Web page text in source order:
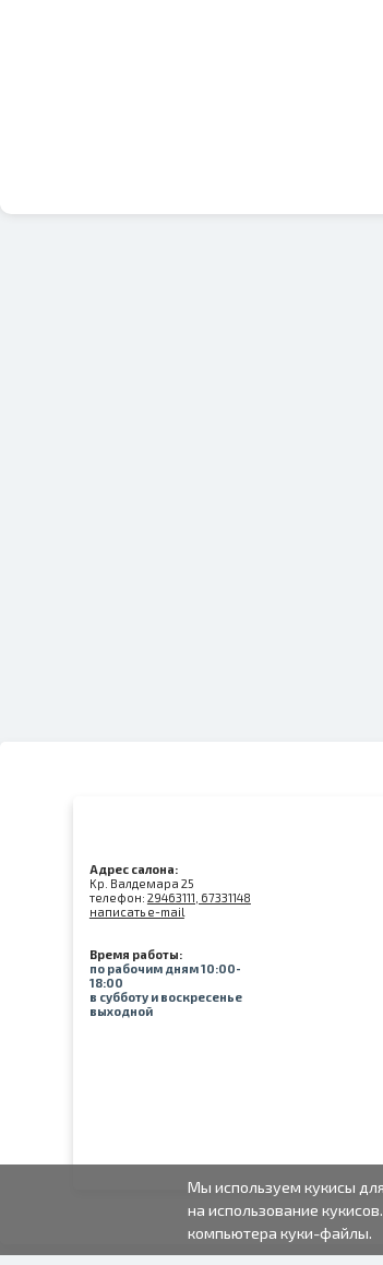
Адрес салона:
Kр. Валдемара 25
телефон: 29463111, 67331148
написать e-mail
Время работы:
по рабочим дням 10:00-
18:00
в субботу и воскресенье
выходной
Мы используем кукисы
на использование
компьютера куки-файлы.